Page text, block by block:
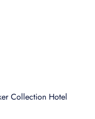
Collection Hotel